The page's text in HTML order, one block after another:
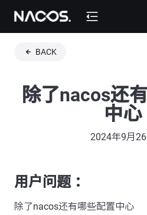
BACK
除了nacos还
中心
2024年9月
用户问题 ：
除了nacos还有哪些配置中心